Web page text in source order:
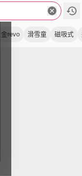
金revo 滑雪童 磁吸式